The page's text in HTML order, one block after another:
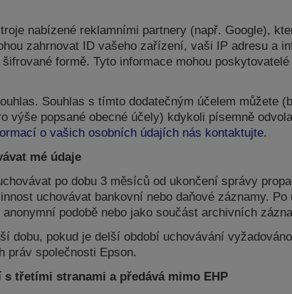
nabízené reklamními partnery (např. Google),
zahrnovat ID vašeho zařízení, vaši IP adresu a
formě. Tyto informace mohou
Souhlas s tímto dodatečným účelem můžete
výše popsané obecné účely) kdykoli písemně
o vašich osobních údajích nás kontaktujte.
mé údaje
po dobu 3 měsíců od ukončení správy
uchovávat bankovní nebo daňové záznamy.
podobě nebo jako součást archivních
dobu, pokud je delší období uchovávání
práv společnosti Epson.
třetími stranami a předává mimo EHP